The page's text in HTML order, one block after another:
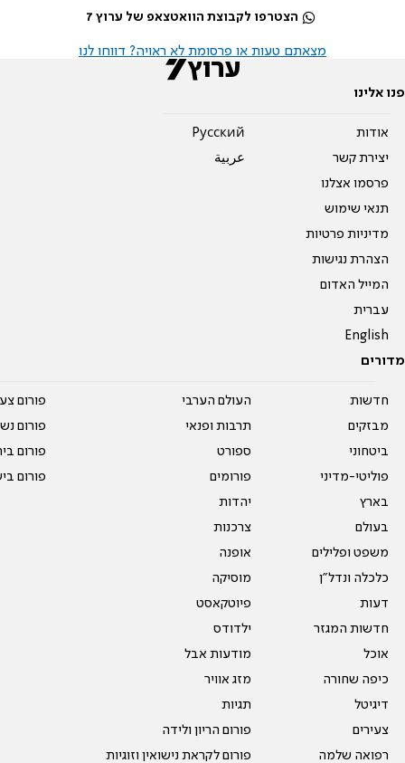
הצטרפו לקבוצת הוואטצאפ של ערוץ 7
מצאתם טעות או פרסומת לא ראויה? דווחו לנו
פנו אלינו
אודות
יצירת קשר
פרסמו אצלנו
תנאי שימוש
מדיניות פרטיות
הצהרת נגישות
המייל האדום
עברית
English
Pусский
عربية
מדורים
חדשות
מבזקים
ביטחוני
פוליטי-מדיני
בארץ
בעולם
משפט ופלילים
כלכלה ונדל"ן
דעות
חדשות המגזר
אוכל
כיפה שחורה
דיגיטל
צעירים
רפואה שלמה
העולם הערבי
תרבות ופנאי
ספורט
פורומים
יהדות
צרכנות
אופנה
מוסיקה
פיוטקאסט
ילדודס
מודעות אבל
מזג אוויר
תגיות
פורום הריון ולידה
פורום לקראת נישואין וזוגיות
פורום
פורום
פורום
פורום